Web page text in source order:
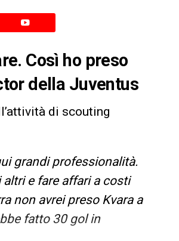
Così ho preso
della Juventus
di scouting
grandi professionalità.
e fare affari a costi
non avrei preso Kvara a
fatto 30 gol in